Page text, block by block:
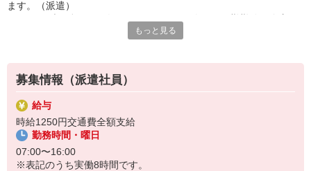
全国にあるお仕事の中から、一人ひとりのスキルや希望条件に応
じたお仕事をご案内します。
安全管理体制も万全ですので安心してご就業いただけます。
登録方法は、【オンライン】【電話】【登録会来場】の3つから
選べます♪
★★履歴書・証明写真は不要！★★
また、ご登録済の方はお仕事の紹介がスムーズです。
ご応募お待ちしています。
ます。（派遣）
らは自分の時間がたっぷり取れます。
もっと見る
募集情報（派遣社員）
給与
時給1250円交通費全額支給
勤務時間・曜日
07:00〜16:00
※表記のうち実働8時間です。